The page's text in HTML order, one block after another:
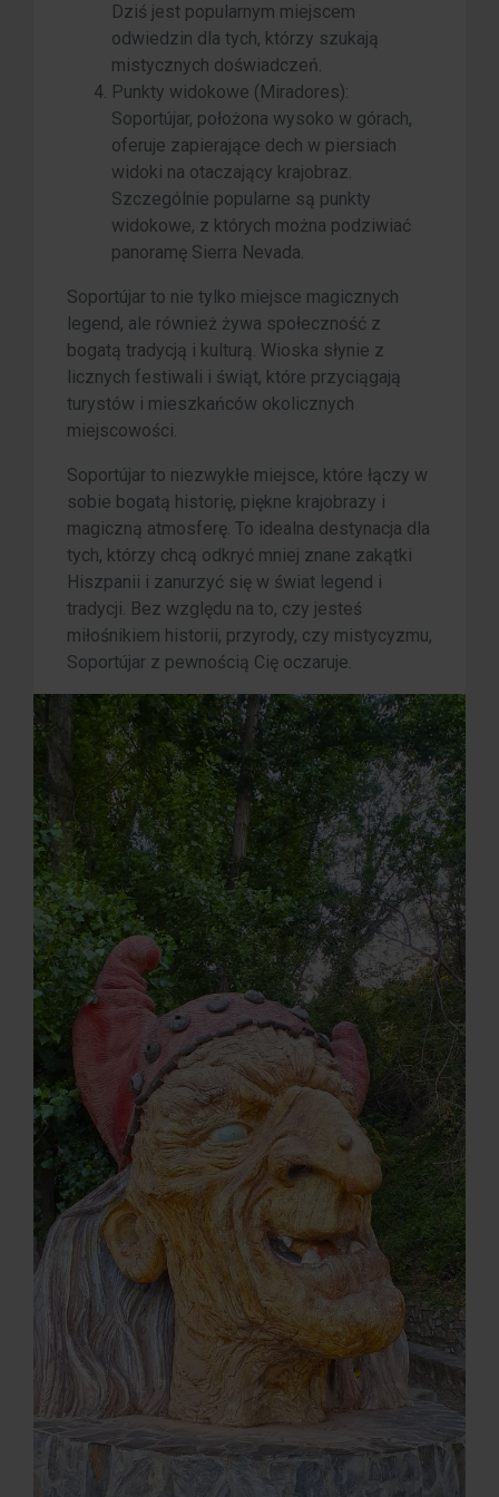
Dziś jest popularnym miejscem
odwiedzin dla tych, którzy szukają
mistycznych doświadczeń.
Punkty widokowe (Miradores):
Soportújar, położona wysoko w górach,
oferuje zapierające dech w piersiach
widoki na otaczający krajobraz.
Szczególnie popularne są punkty
widokowe, z których można podziwiać
panoramę Sierra Nevada.
Soportújar to nie tylko miejsce magicznych
legend, ale również żywa społeczność z
bogatą tradycją i kulturą. Wioska słynie z
licznych festiwali i świąt, które przyciągają
turystów i mieszkańców okolicznych
miejscowości.
Soportújar to niezwykłe miejsce, które łączy w
sobie bogatą historię, piękne krajobrazy i
magiczną atmosferę. To idealna destynacja dla
tych, którzy chcą odkryć mniej znane zakątki
Hiszpanii i zanurzyć się w świat legend i
tradycji. Bez względu na to, czy jesteś
miłośnikiem historii, przyrody, czy mistycyzmu,
Soportújar z pewnością Cię oczaruje.